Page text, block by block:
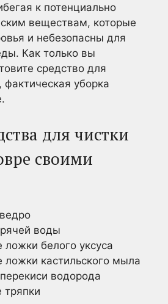
к потенциально
веществам, которые
и небезопасны для
Как только вы
средство для
фактическая уборка
для чистки
своими
воды
ложки белого уксуса
ложки кастильского мыла
водорода
тряпки